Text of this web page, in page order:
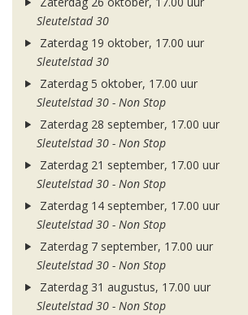
Sleutelstad 30
Zaterdag 19 oktober, 17.00 uur
Sleutelstad 30
Zaterdag 5 oktober, 17.00 uur
Sleutelstad 30 - Non Stop
Zaterdag 28 september, 17.00 uur
Sleutelstad 30 - Non Stop
Zaterdag 21 september, 17.00 uur
Sleutelstad 30 - Non Stop
Zaterdag 14 september, 17.00 uur
Sleutelstad 30 - Non Stop
Zaterdag 7 september, 17.00 uur
Sleutelstad 30 - Non Stop
Zaterdag 31 augustus, 17.00 uur
Sleutelstad 30 - Non Stop